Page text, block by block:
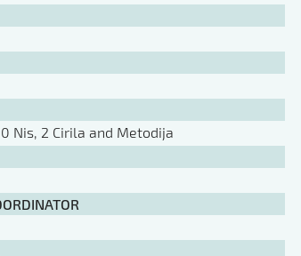
Nis, 2 Cirila and Metodija